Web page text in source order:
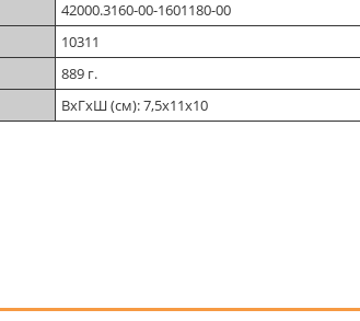
42000.3160-00-1601180-00
10311
889 г.
ВхГхШ (см): 7,5х11х10